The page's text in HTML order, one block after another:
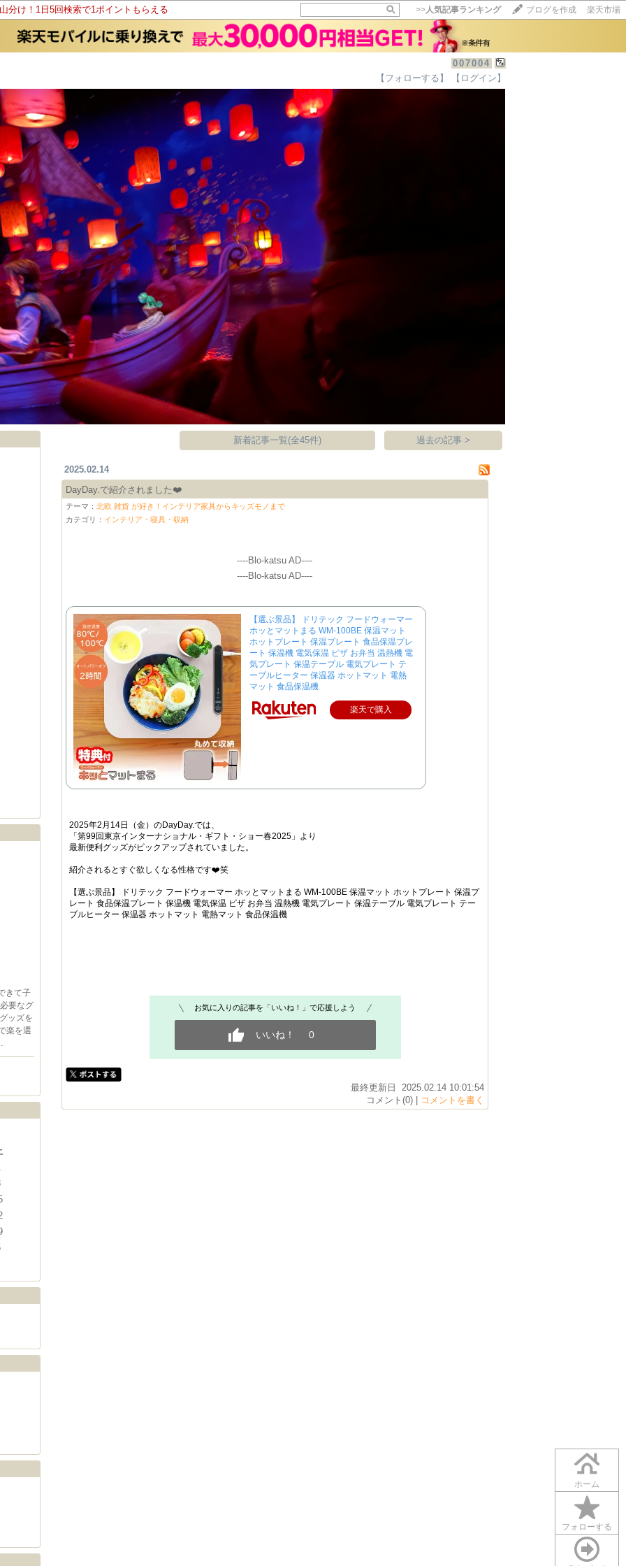
分け！1日5回検索で1ポイントもらえる >>人気記事ランキング ブログを作成 楽天市場
007004
【フォローする】
【ログイン】
きて子
要なグ
ッズを
楽を選
新着記事一覧(全45件) 過去の記事 >
2025.02.14
DayDay.で紹介されました❤️
テーマ：北欧 雑貨 が好き！インテリア家具からキッズモノまで
カテゴリ： インテリア・寝具・収納
----Blo-katsu AD----
----Blo-katsu AD----
【選ぶ景品】 ドリテック フードウォーマー
ホッとマットまる WM-100BE 保温マット
ホットプレート 保温プレート 食品保温プレ
ート 保温機 電気保温 ピザ お弁当 温熱機 電
気プレート 保温テーブル 電気プレート テ
ーブルヒーター 保温器 ホットマット 電熱
マット 食品保温機
楽天で購入
2025年2月14日（金）のDayDay.では、
「第99回東京インターナショナル・ギフト・ショー春2025」より
最新便利グッズがピックアップされていました。
紹介されるとすぐ欲しくなる性格です❤️笑
【選ぶ景品】 ドリテック フードウォーマー ホッとマットまる WM-100BE 保温マット ホットプレート 保温プ
レート 食品保温プレート 保温機 電気保温 ピザ お弁当 温熱機 電気プレート 保温テーブル 電気プレート テー
ブルヒーター 保温器 ホットマット 電熱マット 食品保温機
お気に入りの記事を「いいね！」で応援しよう
いいね！ 0
最終更新日 2025.02.14 10:01:54
コメント(0) |
コメントを書く
ホーム
フォローする